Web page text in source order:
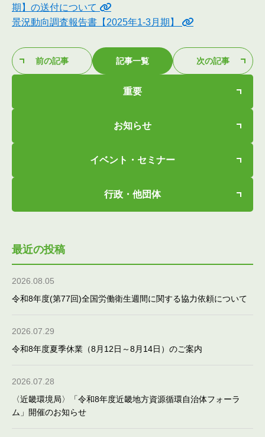
期】の送付について
景況動向調査報告書【2025年1-3月期】
前の記事 記事一覧 次の記事
重要
お知らせ
イベント・セミナー
行政・他団体
最近の投稿
2026.08.05
令和8年度(第77回)全国労働衛生週間に関する協力依頼について
2026.07.29
令和8年度夏季休業（8月12日～8月14日）のご案内
2026.07.28
〈近畿環境局〉「令和8年度近畿地方資源循環自治体フォーラ
ム」開催のお知らせ